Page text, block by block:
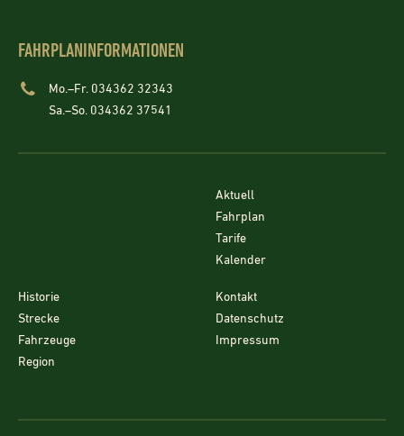
FAHRPLANINFORMATIONEN
Mo.–Fr. 034362 32343
Sa.–So. 034362 37541
Aktuell
Fahrplan
Tarife
Kalender
Historie
Strecke
Fahrzeuge
Region
Kontakt
Datenschutz
Impressum